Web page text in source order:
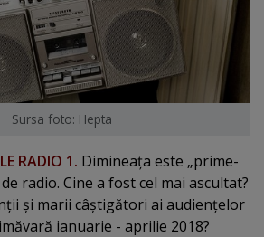
Sursa foto: Hepta
RADIO 1. Dimineaţa este „prime-
radio. Cine a fost cel mai ascultat?
şi marii câştigători ai audienţelor
ianuarie - aprilie 2018?